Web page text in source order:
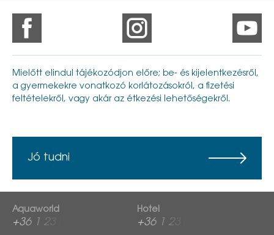
Mielőtt elindul tájékozódjon előre; be- és kijelentkezésről,
a gyermekekre vonatkozó korlátozásokról, a fizetési
feltételekről, vagy akár az étkezési lehetőségekről.
Jó tudni
Aquaworld
+36 1 2313 760
Hotel
+36 1 2313 600